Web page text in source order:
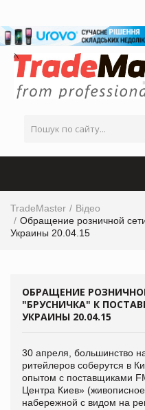
TradeMaster
Відео
Обращение розничной
Украины 20.04.15
ОБРАЩЕНИЕ
"БРУСНИЧКА" К
УКРАИНЫ 20.04.15
30 апреля, большинство
ритейлеров соберутся в
опытом с поставщиками
Центра Киев»
набережной с видом на